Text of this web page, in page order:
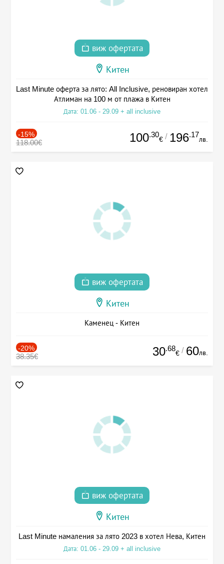
виж офертата
Китен
Last Minute оферта за лято: All Inclusive, реновиран хотел
Атлиман на 100 м от плажа в Китен
Дата: 01.06 - 29.09 + all inclusive
-15%
118.00€ 100.30
€ / 196.17
лв.
виж офертата
Китен
Каменец - Китен
-20%
38.35€ 30.68
€ / 60лв.
виж офертата
Китен
Last Minute намаления за лято 2023 в хотел Нева, Китен
Дата: 01.06 - 29.09 + all inclusive